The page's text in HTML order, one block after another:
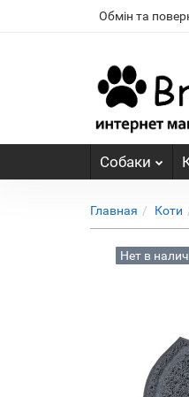
Обмін та
Собаки
Главная Коти
Нет в